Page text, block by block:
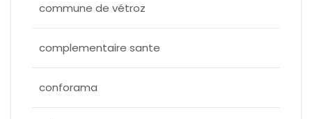
commune de vétroz
complementaire sante
conforama